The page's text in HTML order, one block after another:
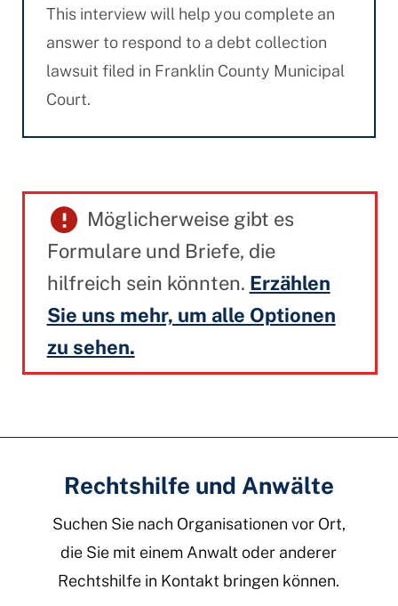
This interview will help you complete an
answer to respond to a debt collection
lawsuit filed in Franklin County Municipal
Court.
Möglicherweise gibt es
Formulare und Briefe, die
hilfreich sein könnten. Erzählen
Sie uns mehr, um alle Optionen
zu sehen.
Rechtshilfe und Anwälte
Suchen Sie nach Organisationen vor Ort,
die Sie mit einem Anwalt oder anderer
Rechtshilfe in Kontakt bringen können.